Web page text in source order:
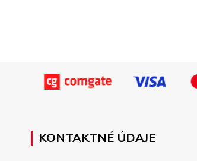
KONTAKTNÉ ÚDAJE